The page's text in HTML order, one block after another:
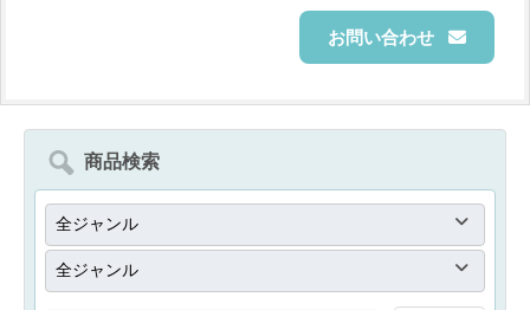
お問い合わせ
商品検索